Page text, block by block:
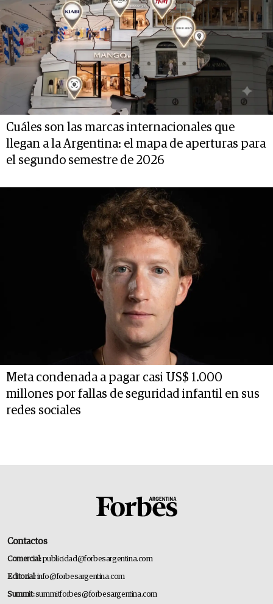
Cuáles son las marcas internacionales que
llegan a la Argentina: el mapa de aperturas para
el segundo semestre de 2026
Meta condenada a pagar casi US$ 1.000
millones por fallas de seguridad infantil en sus
redes sociales
Contactos
Comercial:publicidad@forbesargentina.com
Editorial:info@forbesargentina.com
Summit:summitforbes@forbesargentina.com